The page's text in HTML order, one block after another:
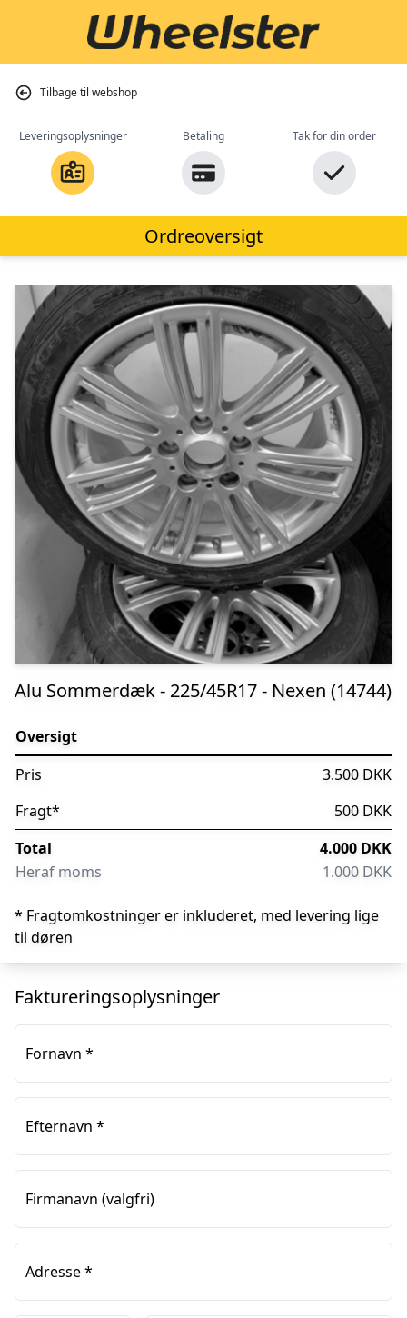
Tilbage til webshop
Leveringsoplysninger Betaling Tak for din order
Ordreoversigt
Alu Sommerdæk - 225/45R17 - Nexen (14744)
Oversigt
Pris
3.500 DKK
Fragt*
500 DKK
Total
4.000 DKK
Heraf moms
1.000 DKK
* Fragtomkostninger er inkluderet, med levering lige
til døren
Faktureringsoplysninger
Fornavn *
Efternavn *
Firmanavn (valgfri)
Adresse*